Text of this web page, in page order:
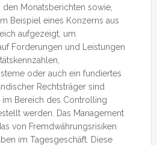
Monatsberichten sowie,
Beispiel eines Konzerns aus
aufgezeigt, um
Forderungen und Leistungen
oder auch ein fundiertes
Rechtsträger sind
Bereich des Controlling
werden. Das Management
von Fremdwährungsrisiken
im Tagesgeschäft. Diese